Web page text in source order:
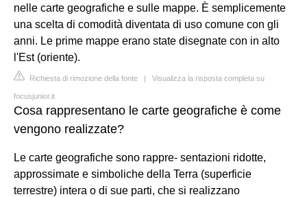
nelle carte geografiche e sulle mappe. È semplicemente
una scelta di comodità diventata di uso comune con gli
anni. Le prime mappe erano state disegnate con in alto
l'Est (oriente).
Richiesta di rimozione della fonte | Visualizza la risposta completa su
focusjunior.it
Cosa rappresentano le carte geografiche è come
vengono realizzate?
Le carte geografiche sono rappre- sentazioni ridotte,
approssimate e simboliche della Terra (superficie
terrestre) intera o di sue parti, che si realizzano